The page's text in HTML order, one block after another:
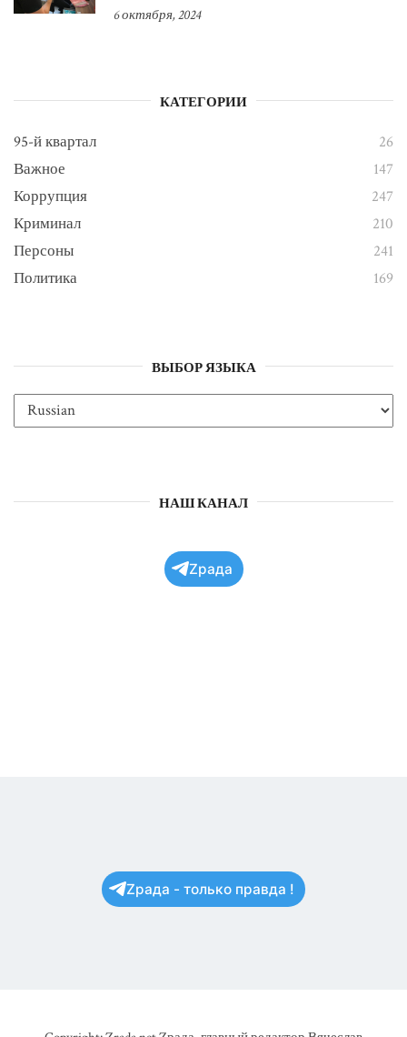
6 октября, 2024
КАТЕГОРИИ
95-й квартал
26
Важное
147
Коррупция
247
Криминал
210
Персоны
241
Политика
169
ВЫБОР ЯЗЫКА
НАШ КАНАЛ
Zрада
Zрада - только правда !